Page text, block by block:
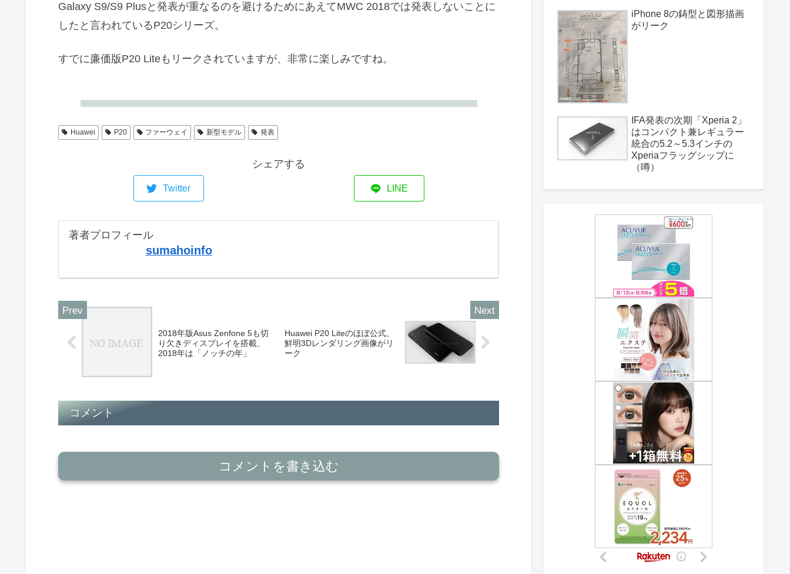
Galaxy S9/S9 Plusと発表が重なるのを避けるためにあえてMWC 2018では発表しないことに
したと言われているP20シリーズ。
すでに廉価版P20 Liteもリークされていますが、非常に楽しみですね。
Huawei P20 ファーウェイ 新型モデル 発表
シェアする
Twitter LINE
著者プロフィール
sumahoinfo
2018年版Asus Zenfone 5も切
り欠きディスプレイを搭載、
2018年は「ノッチの年」
Huawei P20 Liteのほぼ公式、
鮮明3Dレンダリング画像がリ
ーク
コメント
コメントを書き込む
iPhone 8の鋳型と図形描画
がリーク
IFA発表の次期「Xperia 2」
はコンパクト兼レギュラー
統合の5.2～5.3インチの
Xperiaフラッグシップに
（噂）